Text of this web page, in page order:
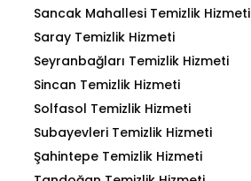
Sancak Mahallesi Temizlik Hizmeti
Saray Temizlik Hizmeti
Seyranbağları Temizlik Hizmeti
Sincan Temizlik Hizmeti
Solfasol Temizlik Hizmeti
Subayevleri Temizlik Hizmeti
Şahintepe Temizlik Hizmeti